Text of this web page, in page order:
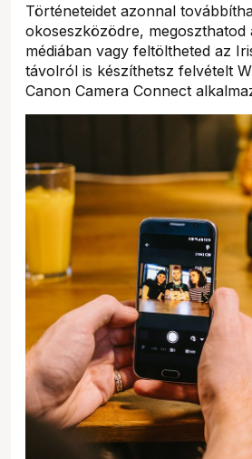
Történeteidet azonnal
okoseszközödre, megoszthatod
médiában vagy feltöltheted az
távolról is készíthetsz felvételt
Canon Camera Connect